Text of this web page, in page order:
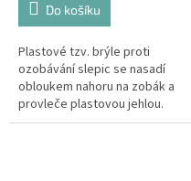
Do košíku
Plastové tzv. brýle proti
ozobávání slepic se nasadí
obloukem nahoru na zobák a
provleče plastovou jehlou.
Slepice se neozobávají do krve